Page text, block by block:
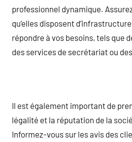
professionnel dynamique.
qu’elles disposent
répondre à vos besoins, tels que
des services de secrétariat ou
Il est également important de
légalité et la réputation de la
Informez-vous sur les avis des